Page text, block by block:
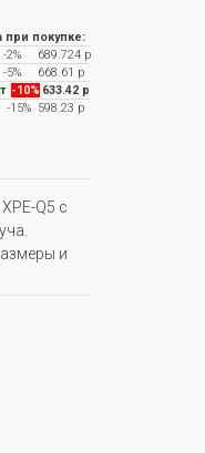
при покупке:
-2%
689.724 р
-5%
668.61 р
-10% 633.42 р
-15%598.23 р
Q5 с
и